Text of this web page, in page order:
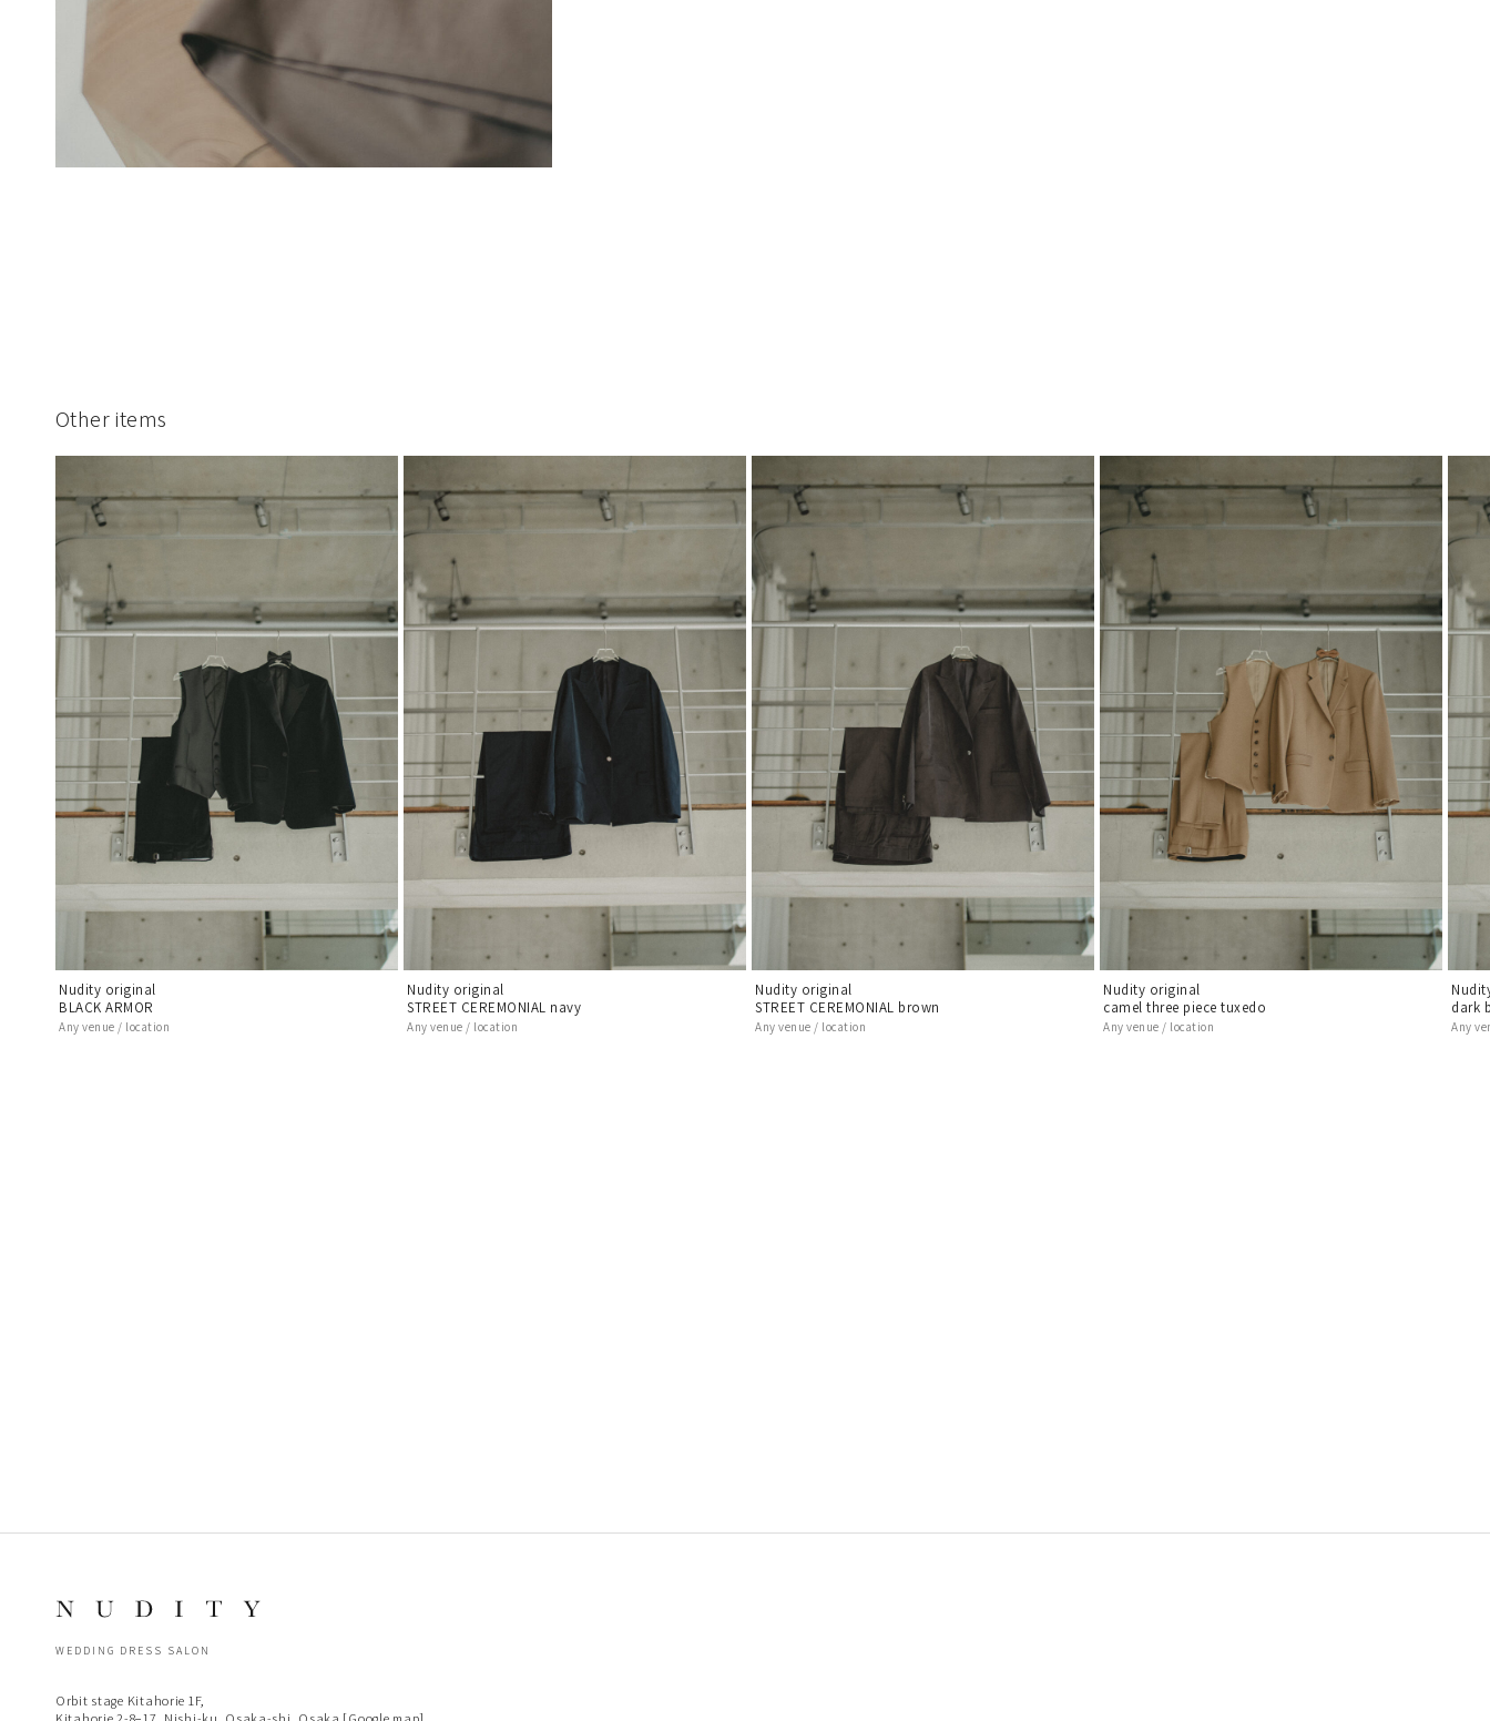
Other items
Nudity original
BLACK ARMOR
Any venue / location
Nudity original
STREET CEREMONIAL navy
Any venue / location
Nudity original
STREET CEREMONIAL brown
Any venue / location
Nudity original
camel three piece tuxedo
Any venue / location
dark
Any
WEDDING DRESS SALON
Orbit stage Kitahorie 1F,
Kitahorie 2-8−17, Nishi-ku, Osaka-shi, Osaka [Google map]